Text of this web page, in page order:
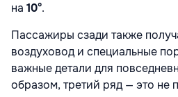
на 10°.
Пассажиры сзади также
воздуховод и специальные
важные детали для
образом, третий ряд — это не